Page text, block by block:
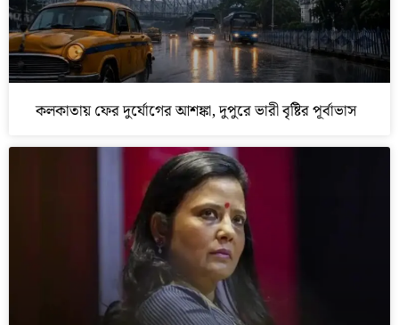
কলকাতায় ফের দুর্যোগের আশঙ্কা, দুপুরে ভারী বৃষ্টির পূর্বাভাস